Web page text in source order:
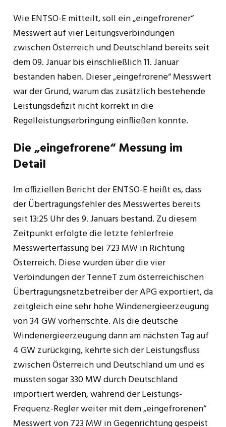
Wie ENTSO-E mitteilt, soll ein „eingefrorener“
Messwert auf vier Leitungsverbindungen
zwischen Österreich und Deutschland bereits seit
dem 09. Januar bis einschließlich 11. Januar
bestanden haben. Dieser „eingefrorene“ Messwert
war der Grund, warum das zusätzlich bestehende
Leistungsdefizit nicht korrekt in die
Regelleistungserbringung einfließen konnte.
Die „eingefrorene“ Messung im
Detail
Im offiziellen Bericht der ENTSO-E heißt es, dass
der Übertragungsfehler des Messwertes bereits
seit 13:25 Uhr des 9. Januars bestand. Zu diesem
Zeitpunkt erfolgte die letzte fehlerfreie
Messwerterfassung bei 723 MW in Richtung
Österreich. Diese wurden über die vier
Verbindungen der TenneT zum österreichischen
Übertragungsnetzbetreiber der APG exportiert, da
zeitgleich eine sehr hohe Windenergieerzeugung
von 34 GW vorherrschte. Als die deutsche
Windenergieerzeugung dann am nächsten Tag auf
4 GW zurückging, kehrte sich der Leistungsfluss
zwischen Österreich und Deutschland um und es
mussten sogar 330 MW durch Deutschland
importiert werden, während der Leistungs-
Frequenz-Regler weiter mit dem „eingefrorenen“
Messwert von 723 MW in Gegenrichtung gespeist